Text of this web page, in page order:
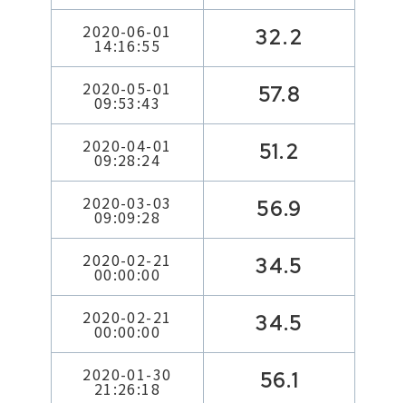
2020-06-01
14:16:55 32.2
2020-05-01
09:53:43 57.8
2020-04-01
09:28:24 51.2
2020-03-03
09:09:28 56.9
2020-02-21
00:00:00 34.5
2020-02-21
00:00:00 34.5
2020-01-30
21:26:18 56.1